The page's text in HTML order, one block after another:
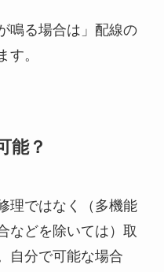
鳴る場合は」配線の
す。
能？
理ではなく（多機能
などを除いては）取
自分で可能な場合